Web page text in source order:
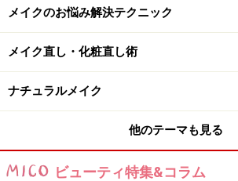
【パウダリーファンデーション】
ザ・ライトバルブ UV コンパクト ファンデ
シュウエムラ ザ・ライトバルブ UV
デーション
6000円
メイクのお悩み解決テクニック
メイク直し・化粧直し術
ナチュラルメイク
他のテーマも見る
ビューティ特集&コラム